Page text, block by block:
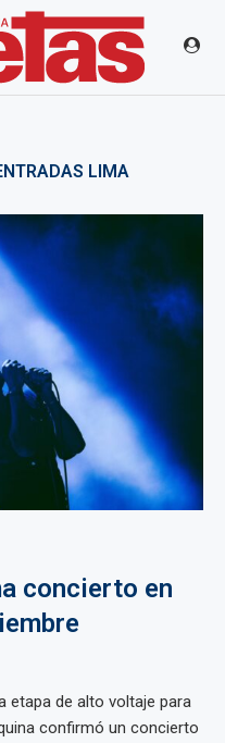
LIMA
concierto en
etapa de alto voltaje para
confirmó un concierto